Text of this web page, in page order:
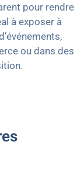
pour rendre
à exposer à
ou dans des